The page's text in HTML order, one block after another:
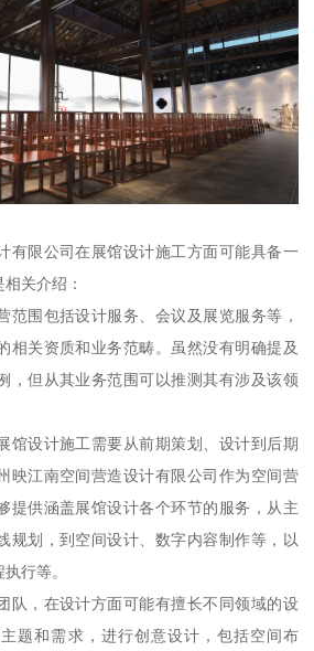
有限公司在展馆设计施工方面可能具备一
关介绍：
范围包括设计服务、会议及展览服务等，
相关资质和业务范畴。虽然没有明确提及
，但从其业务范围可以推测其有涉及该领
馆设计施工需要从前期策划、设计到后期
映江南空间营造设计有限公司作为空间营
提供涵盖展馆设计各个环节的服务，从主
规划，到空间设计、数字内容制作等，以
行等。
队，在设计方面可能有擅长不同领域的设
题和需求，进行创意设计，包括空间布